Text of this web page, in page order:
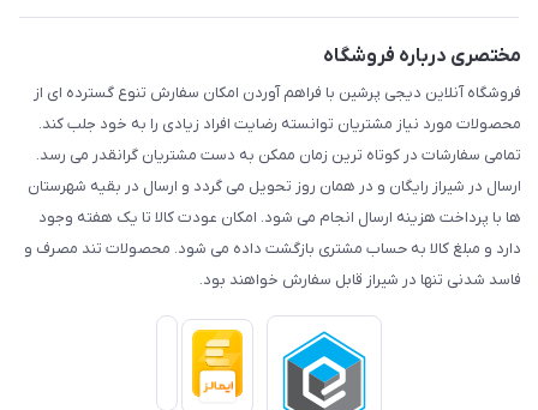
مختصری درباره فروشگاه
فروشگاه آنلاین دیجی پرشین با فراهم آوردن امکان سفارش تنوع گسترده ای از
محصولات مورد نیاز مشتریان توانسته رضایت افراد زیادی را به خود جلب کند.
تمامی سفارشات در کوتاه ترین زمان ممکن به دست مشتریان گرانقدر می رسد.
ارسال در شیراز رایگان و در همان روز تحویل می گردد و ارسال در بقیه شهرستان
ها با پرداخت هزینه ارسال انجام می شود. امکان عودت کالا تا یک هفته وجود
دارد و مبلغ کالا به حساب مشتری بازگشت داده می شود. محصولات تند مصرف و
فاسد شدنی تنها در شیراز قابل سفارش خواهند بود.